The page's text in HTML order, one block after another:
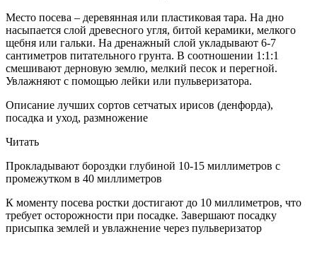
Место посева – деревянная или пластиковая тара. На дно
насыпается слой древесного угля, битой керамики, мелкого
щебня или гальки. На дренажный слой укладывают 6-7
сантиметров питательного грунта. В соотношении 1:1:1
смешивают дерновую землю, мелкий песок и перегной.
Увлажняют с помощью лейки или пульверизатора.
Описание лучших сортов сетчатых ирисов (денфорда),
посадка и уход, размножение
Читать
Прокладывают бороздки глубиной 10-15 миллиметров с
промежутком в 40 миллиметров
К моменту посева ростки достигают до 10 миллиметров, что
требует осторожности при посадке. Завершают посадку
присыпка землей и увлажнение через пульверизатор